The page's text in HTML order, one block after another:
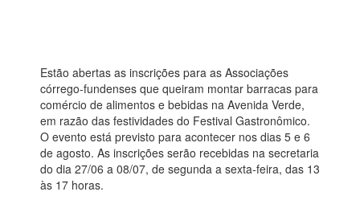
Estão abertas as inscrições para as Associações
córrego-fundenses que queiram montar barracas para
comércio de alimentos e bebidas na Avenida Verde,
em razão das festividades do Festival Gastronômico.
O evento está previsto para acontecer nos dias 5 e 6
de agosto. As inscrições serão recebidas na secretaria
do dia 27/06 a 08/07, de segunda a sexta-feira, das 13
às 17 horas.